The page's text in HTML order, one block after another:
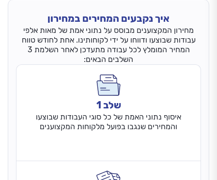
איך נקבעים המחירים במחירון
מחירון המקצוענים מבוסס על נתוני אמת של מאות אלפי
עבודות שבוצעו ודווחו על ידי לקוחותינו. אחת לחודש טווח
המחיר המומלץ לכל עבודה מתעדכן לאחר השלמת 3
השלבים הבאים:
שלב 1
איסוף נתוני האמת של כל סוגי העבודות שבוצעו
והמחירים שנגבו בפועל מלקוחות המקצוענים